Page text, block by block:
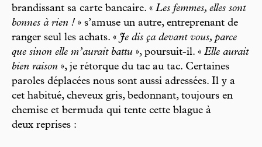
brandissant sa carte bancaire. « Les femmes, elles sont
bonnes à rien ! » s’amuse un autre, entreprenant de
ranger seul les achats. « Je dis ça devant vous, parce
que sinon elle ­m’aurait battu », poursuit-il. « Elle aurait
bien raison », je rétorque du tac au tac. Certaines
paroles déplacées nous sont aussi adressées. Il y a
cet habitué, cheveux gris, bedonnant, toujours en
chemise et bermuda qui tente cette blague à
deux reprises :